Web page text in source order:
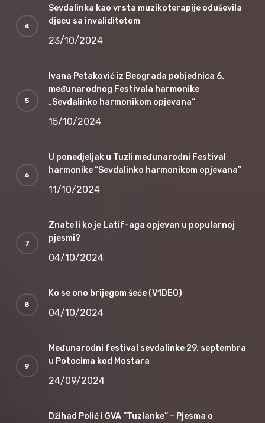
Sevdalinka kao vrsta muzikoterapije oduševila
djecu sa invaliditetom
23/10/2024
Ivana Petaković iz Beograda pobjednica 6.
međunarodnog Festivala harmonike
„Sevdalinko harmonikom opjevana“
15/10/2024
U ponedjeljak u Tuzli međunarodni Festival
harmonike “Sevdalinko harmonikom opjevana”
11/10/2024
Znate li ko je Latif-aga opjevan u popularnoj
pjesmi?
04/10/2024
Ko se ono brijegom šeće (V1DEO)
04/10/2024
Međunarodni festival sevdalinke 29. septembra
u Potocima kod Mostara
24/09/2024
Džihad Polić i GVA “Tuzlanke” – Pjesma o